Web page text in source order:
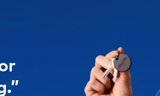
My sur votre iPhone, iPad, iPod
macOS est recommandée.
Spot après l'avoir ajouté à
% pour un nouveau CARD Spot